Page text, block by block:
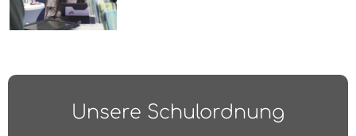
Unsere Schulordnung